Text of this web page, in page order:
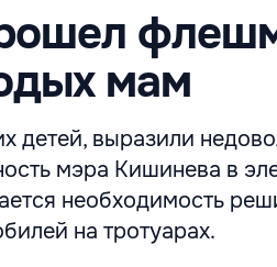
мам
выразили
мэра Кишинева в
необходимость
на тротуарах.